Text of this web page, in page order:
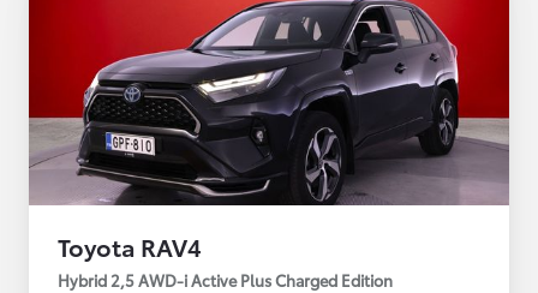
Toyota RAV4
Hybrid 2,5 AWD-i Active Plus Charged Edition